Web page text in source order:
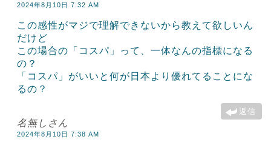
2024年8月10日 7:32 AM
この感性がマジで理解できないから教えて欲しいん
だけど
この場合の「コスパ」って、一体なんの指標になる
の？
「コスパ」がいいと何が日本より優れてることにな
るの？
返信
名無しさん
2024年8月10日 7:38 AM